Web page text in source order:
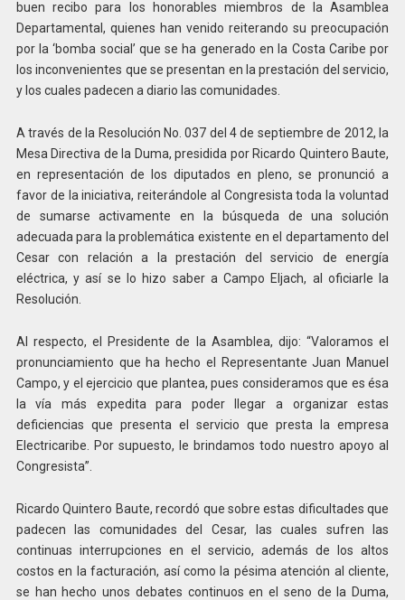
buen recibo para los honorables miembros de la Asamblea
Departamental, quienes han venido reiterando su preocupación
por la ‘bomba social’ que se ha generado en la Costa Caribe por
los inconvenientes que se presentan en la prestación del servicio,
y los cuales padecen a diario las comunidades.
A través de la Resolución No. 037 del 4 de septiembre de 2012, la
Mesa Directiva de la Duma, presidida por Ricardo Quintero Baute,
en representación de los diputados en pleno, se pronunció a
favor de la iniciativa, reiterándole al Congresista toda la voluntad
de sumarse activamente en la búsqueda de una solución
adecuada para la problemática existente en el departamento del
Cesar con relación a la prestación del servicio de energía
eléctrica, y así se lo hizo saber a Campo Eljach, al oficiarle la
Resolución.
Al respecto, el Presidente de la Asamblea, dijo: “Valoramos el
pronunciamiento que ha hecho el Representante Juan Manuel
Campo, y el ejercicio que plantea, pues consideramos que es ésa
la vía más expedita para poder llegar a organizar estas
deficiencias que presenta el servicio que presta la empresa
Electricaribe. Por supuesto, le brindamos todo nuestro apoyo al
Congresista”.
Ricardo Quintero Baute, recordó que sobre estas dificultades que
padecen las comunidades del Cesar, las cuales sufren las
continuas interrupciones en el servicio, además de los altos
costos en la facturación, así como la pésima atención al cliente,
se han hecho unos debates continuos en el seno de la Duma,